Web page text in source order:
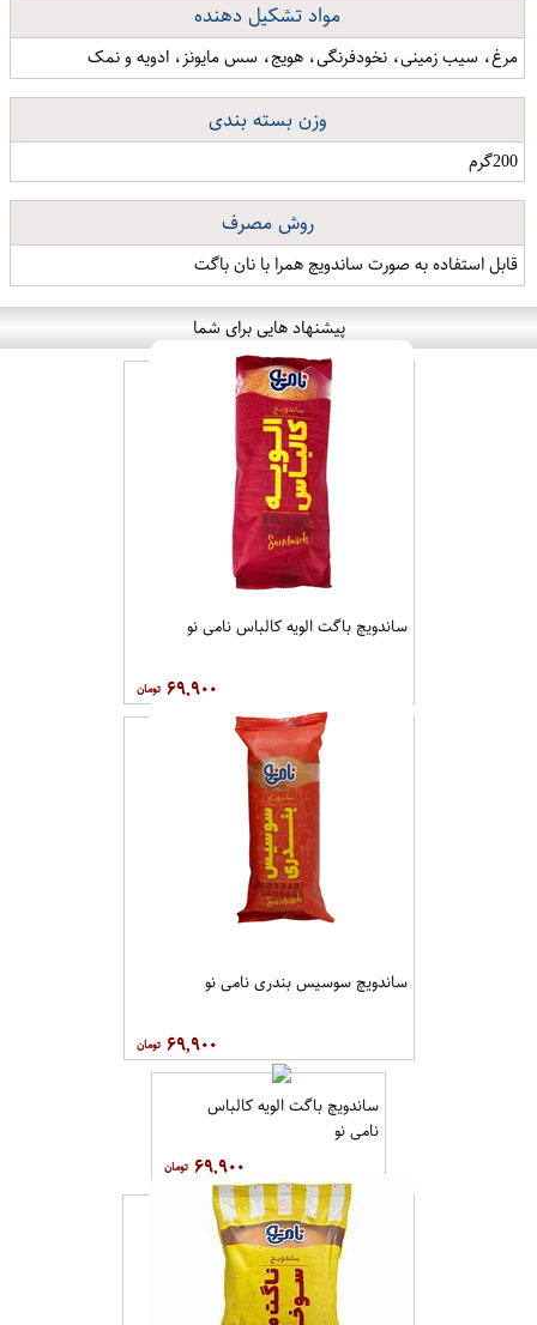
مواد تشکیل دهنده
مرغ، سیب زمینی، نخودفرنگی، هویج، سس مایونز، ادویه و نمک
وزن بسته بندی
200گرم
روش مصرف
قابل استفاده به صورت ساندویچ همرا با نان باگت
پیشنهاد هایی برای شما
ساندویچ باگت الویه کالباس نامی نو
۶۹,۹۰۰
ساندویچ سوسیس بندری نامی نو
۶۹,۹۰۰
ساندویچ باگت الویه کالباس
نامی نو
۶۹,۹۰۰